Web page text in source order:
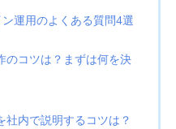
運用のよくある質問4選
のコツは？まずは何を決
社内で説明するコツは？